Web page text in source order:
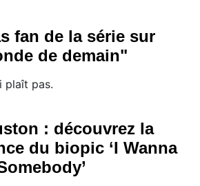
fan de la série sur
de demain"
plaît pas.
: découvrez la
du biopic ‘I Wanna